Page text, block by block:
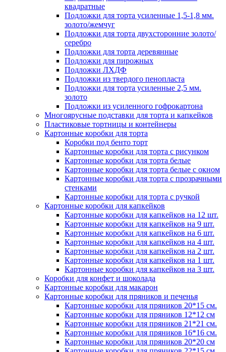
квадратные
Подложки для торта усиленные 1,5-1,8 мм.
золото/жемчуг
Подложки для торта двухсторонние золото/
серебро
Подложки для торта деревянные
Подложки для пирожных
Подложки ЛХДФ
Подложки из твердого пенопласта
Подложки для торта усиленные 2,5 мм.
золото
Подложки из усиленного гофрокартона
Многоярусные подставки для торта и капкейков
Пластиковые тортницы и контейнеры
Картонные коробки для торта
Коробки под бенто торт
Картонные коробки для торта с рисунком
Картонные коробки для торта белые
Картонные коробки для торта белые с окном
Картонные коробки для торта с прозрачными
стенками
Картонные коробки для торта с ручкой
Картонные коробки для капкейков
Картонные коробки для капкейков на 12 шт.
Картонные коробки для капкейков на 9 шт.
Картонные коробки для капкейков на 6 шт.
Картонные коробки для капкейков на 4 шт.
Картонные коробки для капкейков на 2 шт.
Картонные коробки для капкейков на 1 шт.
Картонные коробки для капкейков на 3 шт.
Коробки для конфет и шоколада
Картонные коробки для макарон
Картонные коробки для пряников и печенья
Картонные коробки для пряников 20*15 см.
Картонные коробки для пряников 12*12 см
Картонные коробки для пряников 21*21 см.
Картонные коробки для пряников 16*16 см.
Картонные коробки для пряников 20*20 см